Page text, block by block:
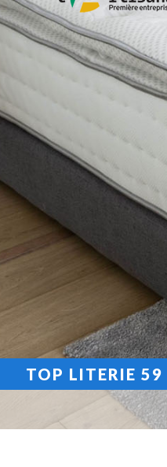
TOP LITERIE 59